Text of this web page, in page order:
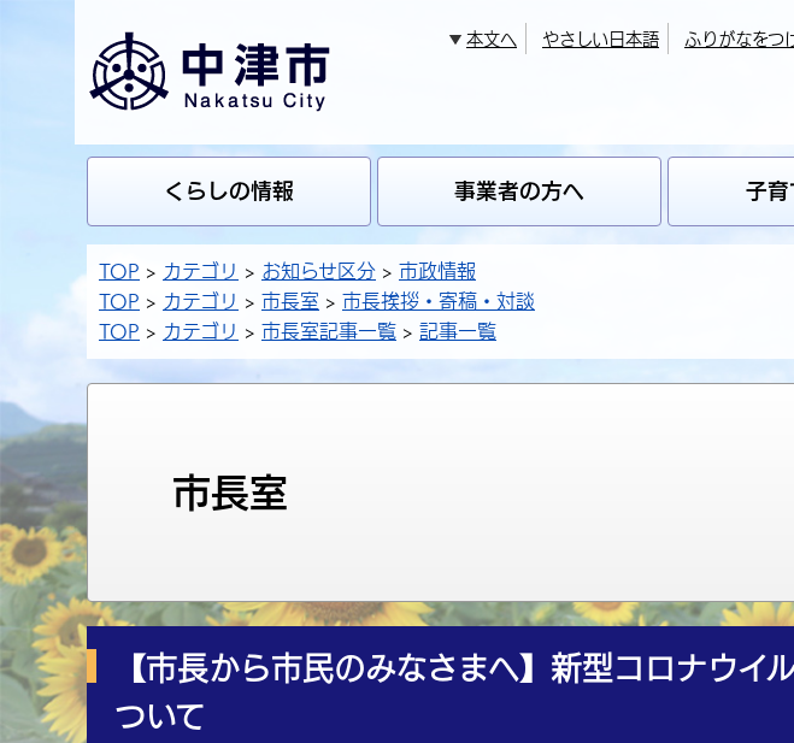
本文へ やさしい日本語 ふりがなをつ
くらしの情報 事業者の方へ 子育
TOP カテゴリ お知らせ区分
市政情報
TOP
カテゴリ 市長室
市長挨拶・寄稿・対談
TOP
カテゴリ 市長室記事一覧 記事一覧
市長室
【市長から市民のみなさまへ】新型コロナウイ
ついて